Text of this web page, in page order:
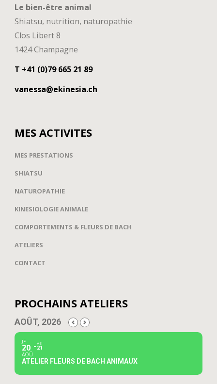
Le bien-être animal
Shiatsu, nutrition, naturopathie
Clos Libert 8
1424 Champagne
T +41 (0)79 665 21 89
vanessa@ekinesia.ch
MES ACTIVITES
MES PRESTATIONS
SHIATSU
NATUROPATHIE
KINESIOLOGIE ANIMALE
COMPORTEMENTS & FLEURS DE BACH
ATELIERS
CONTACT
PROCHAINS ATELIERS
AOÛT, 2026
JE
20
AOÛ
VE
21
ATELIER FLEURS DE BACH ANIMAUX